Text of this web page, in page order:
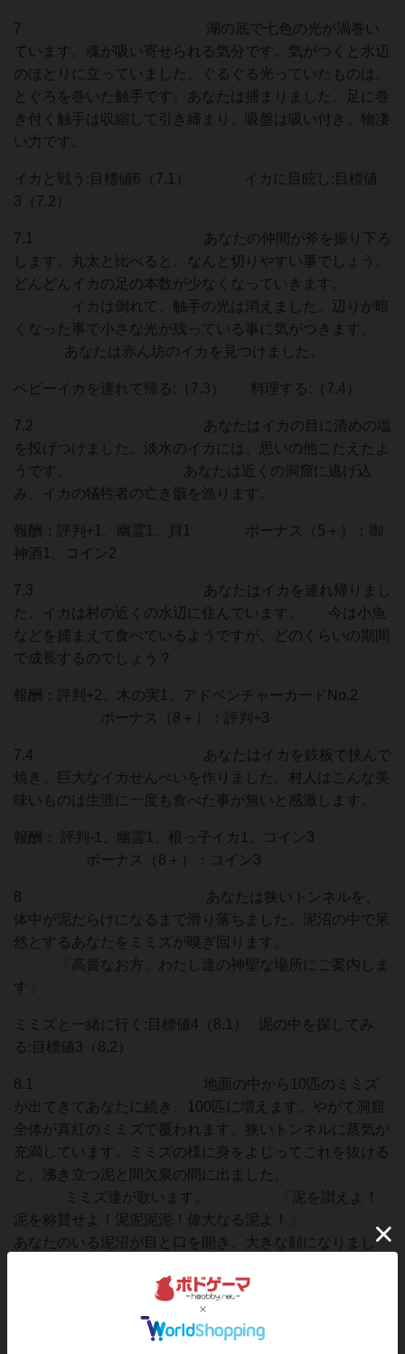
7 湖の底で七色の光が渦巻い
ています。魂が吸い寄せられる気分です。気がつくと水辺
のほとりに立っていました。ぐるぐる光っていたものは、
とぐろを巻いた触手です。あなたは捕まりました。足に巻
き付く触手は収縮して引き締まり、吸盤は吸い付き、物凄
い力です。
イカと戦う:目標値6（7.1） イカに目眩し:目標値
3（7.2）
7.1 あなたの仲間が斧を振り下ろ
します。丸太と比べると、なんと切りやすい事でしょう。
どんどんイカの足の本数が少なくなっていきます。
イカは倒れて、触手の光は消えました。辺りが暗
くなった事で小さな光が残っている事に気がつきます。
あなたは赤ん坊のイカを見つけました。
ベビーイカを連れて帰る:（7.3） 料理する:（7.4）
7.2 あなたはイカの目に清めの塩
を投げつけました。淡水のイカには、思いの他こたえたよ
うです。 あなたは近くの洞窟に逃げ込
み、イカの犠牲者の亡き骸を漁ります。
報酬：評判+1、幽霊1、貝1 ボーナス（5＋）：御
神酒1、コイン2
7.3 あなたはイカを連れ帰りまし
た。イカは村の近くの水辺に住んでいます。 今は小魚
などを捕まえて食べているようですが、どのくらいの期間
で成長するのでしょう？
報酬：評判+2、木の実1、アドベンチャーカードNo.2
ボーナス（8＋）：評判+3
7.4 あなたはイカを鉄板で挟んで
焼き、巨大なイカせんべいを作りました。村人はこんな美
味いものは生涯に一度も食べた事が無いと感激します。
報酬： 評判-1、幽霊1、根っ子イカ1、コイン3
ボーナス（8＋）：コイン3
8 あなたは狭いトンネルを、
体中が泥だらけになるまで滑り落ちました。泥沼の中で呆
然とするあなたをミミズが嗅ぎ回ります。
「高貴なお方、わたし達の神聖な場所にご案内しま
す」
ミミズと一緒に行く:目標値4（8.1） 泥の中を探してみ
る:目標値3（8.2）
8.1 地面の中から10匹のミミズ
が出てきてあなたに続き、100匹に増えます。やがて洞窟
全体が真紅のミミズで覆われます。狭いトンネルに蒸気が
充満しています。ミミズの様に身をよじってこれを抜ける
と、沸き立つ泥と間欠泉の間に出ました。
ミミズ達が歌います。 「泥を讃えよ！
泥を称賛せよ！泥泥泥泥！偉大なる泥よ！」
あなたのいる泥沼が目と口を開き、大きな顔になりまし
ておき、ようこそ新しき信者達よ、贈り物を受け取りなさ
い」 泥の神から授かった大量の落葉の山で、
何もかもが埋もれます。